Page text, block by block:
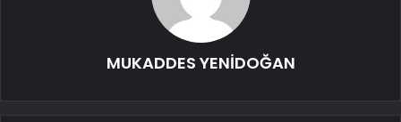
MUKADDES YENİDOĞAN